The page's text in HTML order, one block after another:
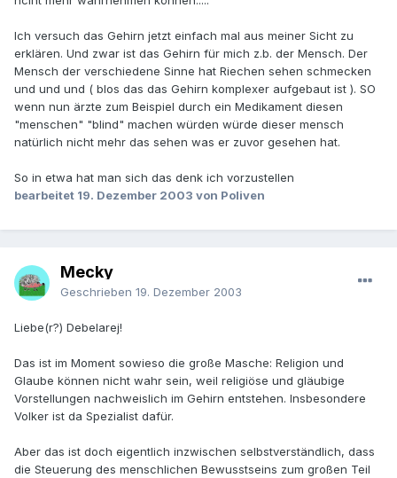
Ich versuch das Gehirn jetzt einfach mal aus meiner Sicht zu
erklären. Und zwar ist das Gehirn für mich z.b. der Mensch. Der
Mensch der verschiedene Sinne hat Riechen sehen schmecken
und und und ( blos das das Gehirn komplexer aufgebaut ist ). SO
wenn nun ärzte zum Beispiel durch ein Medikament diesen
"menschen" "blind" machen würden würde dieser mensch
natürlich nicht mehr das sehen was er zuvor gesehen hat.
So in etwa hat man sich das denk ich vorzustellen
bearbeitet 19. Dezember 2003 von Poliven
Mecky
Geschrieben 19. Dezember 2003
Liebe(r?) Debelarej!
Das ist im Moment sowieso die große Masche: Religion und
Glaube können nicht wahr sein, weil religiöse und gläubige
Vorstellungen nachweislich im Gehirn entstehen. Insbesondere
Volker ist da Spezialist dafür.
Aber das ist doch eigentlich inzwischen selbstverständlich, dass
die Steuerung des menschlichen Bewusstseins zum großen Teil